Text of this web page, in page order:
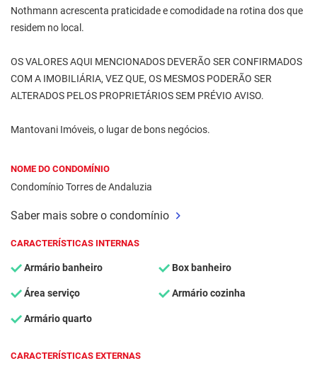
Nothmann acrescenta praticidade e comodidade na rotina dos que
residem no local.
OS VALORES AQUI MENCIONADOS DEVERÃO SER CONFIRMADOS
COM A IMOBILIÁRIA, VEZ QUE, OS MESMOS PODERÃO SER
ALTERADOS PELOS PROPRIETÁRIOS SEM PRÉVIO AVISO.
Mantovani Imóveis, o lugar de bons negócios.
NOME DO CONDOMÍNIO
Condomínio Torres de Andaluzia
Saber mais sobre o condomínio
CARACTERÍSTICAS INTERNAS
Armário banheiro Box banheiro
Área serviço Armário cozinha
Armário quarto
CARACTERÍSTICAS EXTERNAS